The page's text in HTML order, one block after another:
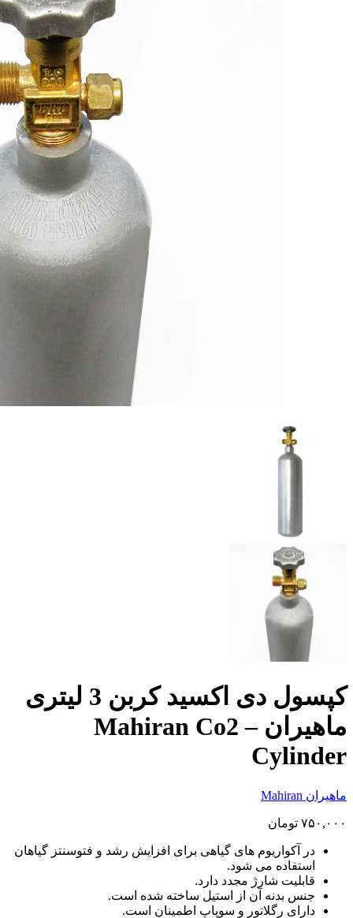
کپسول دی اکسید کربن 3 لیتری
ماهیران – Mahiran Co2
Cylinder
ماهیران Mahiran
۷۵۰,۰۰۰ تومان
در آکواریوم های گیاهی برای افزایش رشد و فتوسنتز گیاهان
استفاده می شود.
قابلیت شارژ مجدد دارد.
جنس بدنه آن از استیل ساخته شده است.
دارای رگلاتور و سوپاپ اطمینان است.